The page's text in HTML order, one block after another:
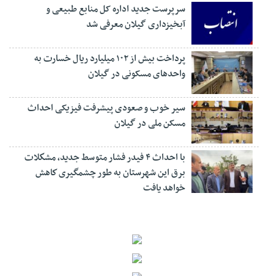
سرپرست جدید اداره کل منابع طبیعی و
آبخیزداری گیلان معرفی شد
پرداخت بیش از ۱۰۲ میلیارد ریال خسارت به
واحدهای مسکونی در گیلان
سیر خوب و صعودی پیشرفت فیزیکی احداث
مسکن ملی در گیلان
با احداث ۴ فیدر فشار متوسط جدید، مشكلات
برق این شهرستان به طور چشمگیری كاهش
خواهد یافت